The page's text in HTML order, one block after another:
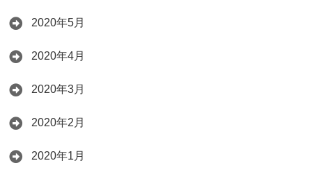
2020年5月
2020年4月
2020年3月
2020年2月
2020年1月